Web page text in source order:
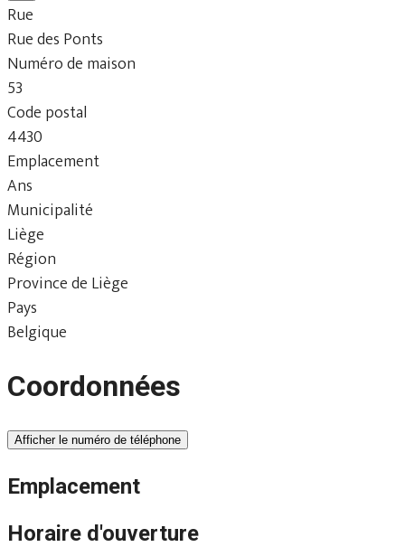
Rue
Rue des Ponts
Numéro de maison
53
Code postal
4430
Emplacement
Ans
Municipalité
Liège
Région
Province de Liège
Pays
Belgique
Coordonnées
Afficher le numéro de téléphone
Emplacement
Horaire d'ouverture